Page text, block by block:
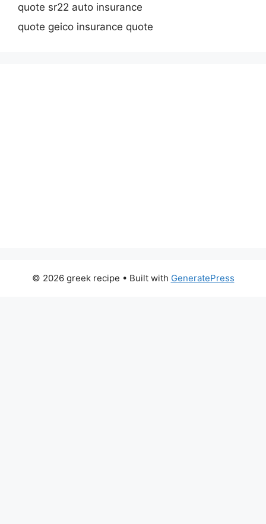
quote sr22 auto insurance
quote geico insurance quote
© 2026 greek recipe • Built with GeneratePress